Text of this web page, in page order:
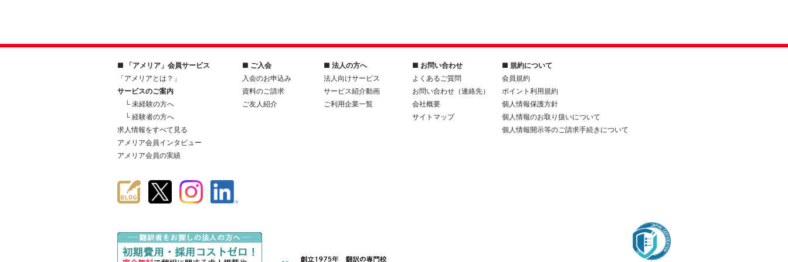
■ 「アメリア」会員サービス
「アメリアとは？」
サービスのご案内
└ 未経験の方へ
└ 経験者の方へ
求人情報をすべて見る
アメリア会員インタビュー
アメリア会員の実績
■ ご入会
入会のお申込み
資料のご請求
ご友人紹介
■ 法人の方へ
法人向けサービス
サービス紹介動画
ご利用企業一覧
■ お問い合わせ
よくあるご質問
お問い合わせ（連絡先）
会社概要
サイトマップ
■ 規約について
会員規約
ポイント利用規約
個人情報保護方針
個人情報のお取り扱いについて
個人情報開示等のご請求手続きについて